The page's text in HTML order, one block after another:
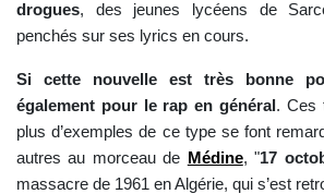
drogues, des jeunes lycéens de
penchés sur ses lyrics en cours.
Si cette nouvelle est très bonne
également pour le rap en général . Ces
plus d’exemples de ce type se font
autres au morceau de Médine, "17
massacre de 1961 en Algérie, qui s’est